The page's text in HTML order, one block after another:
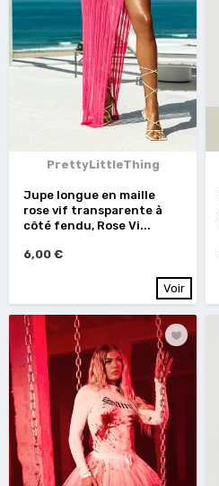
PrettyLittleThing
Jupe longue en maille
rose vif transparente à
côté fendu, Rose Vi...
6,00 €
Voir